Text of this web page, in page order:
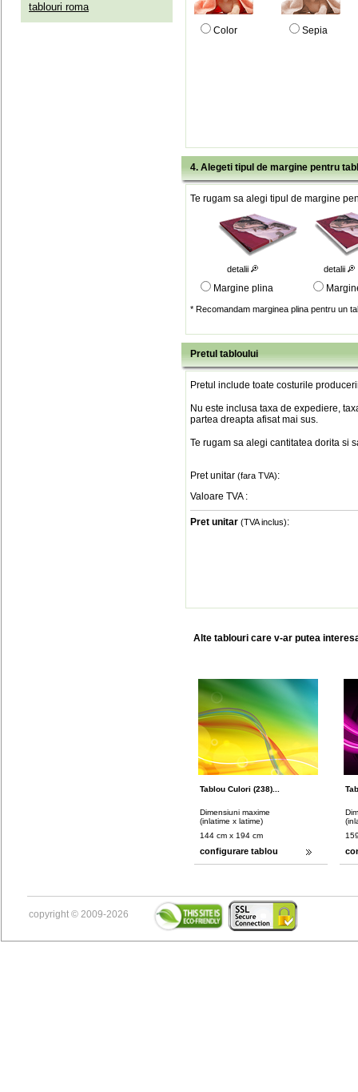
tablouri roma
Color Sepia
4. Alegeti tipul de margine pentru
Te rugam sa alegi tipul de margine
detalii detalii
Margine plina
* Recomandam marginea plina pentru un
Pretul tabloului
Pretul include toate costurile
Nu este inclusa taxa de expediere,
partea dreapta afisat mai sus.
Te rugam sa alegi cantitatea dorita si
Pret unitar (fara TVA):
Valoare TVA :
Pret unitar (TVA inclus):
Alte tablouri care v-ar putea
Tablou Culori (238)...
Dimensiuni maxime
(inlatime x latime)
144 cm x 194 cm
configurare tablou
copyright © 2009-2026